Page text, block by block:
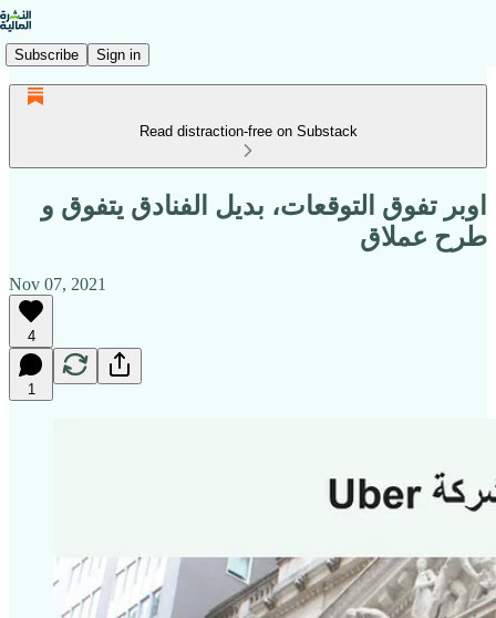
Subscribe Sign in
Read distraction-free on Substack
اوبر تفوق التوقعات، بديل الفنادق يتفوق و
طرح عملاق
Nov 07, 2021
4
1